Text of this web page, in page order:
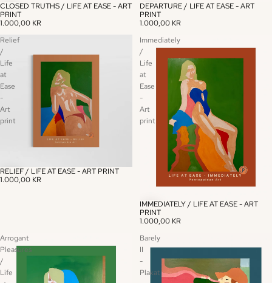
CLOSED TRUTHS / LIFE AT EASE - ART
PRINT
1.000,00 KR
DEPARTURE / LIFE AT EASE - ART
PRINT
1.000,00 KR
Relief
/
Life
at
Ease
-
Art
print
RELIEF / LIFE AT EASE - ART PRINT
1.000,00 KR
Immediately
/
Life
at
Ease
-
Art
print
IMMEDIATELY / LIFE AT EASE - ART
PRINT
1.000,00 KR
Arrogant
Pleasures
/
Life
Barely
II
-
Plakat